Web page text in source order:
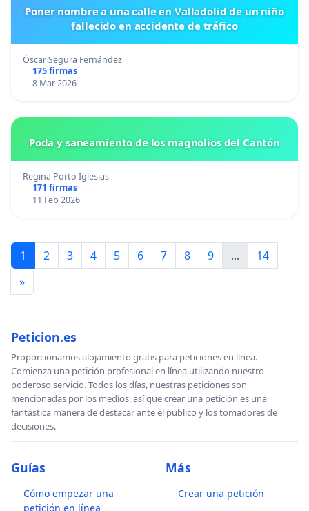
Poner nombre a una calle en Valladolid de un niño
fallecido en accidente de tráfico
Óscar Segura Fernández
175 firmas
8 Mar 2026
Poda y saneamiento de los magnolios del Cantón
Regina Porto Iglesias
171 firmas
11 Feb 2026
1 2 3 4 5 6 7 8 9 ...
14
»
Peticion.es
Proporcionamos alojamiento gratis para peticiones en línea.
Comienza una petición profesional en línea utilizando nuestro
poderoso servicio. Todos los días, nuestras peticiones son
mencionadas por los medios, así que crear una petición es una
fantástica manera de destacar ante el publico y los tomadores de
decisiones.
Guías
Cómo empezar una
petición en línea
Más
Crear una petición